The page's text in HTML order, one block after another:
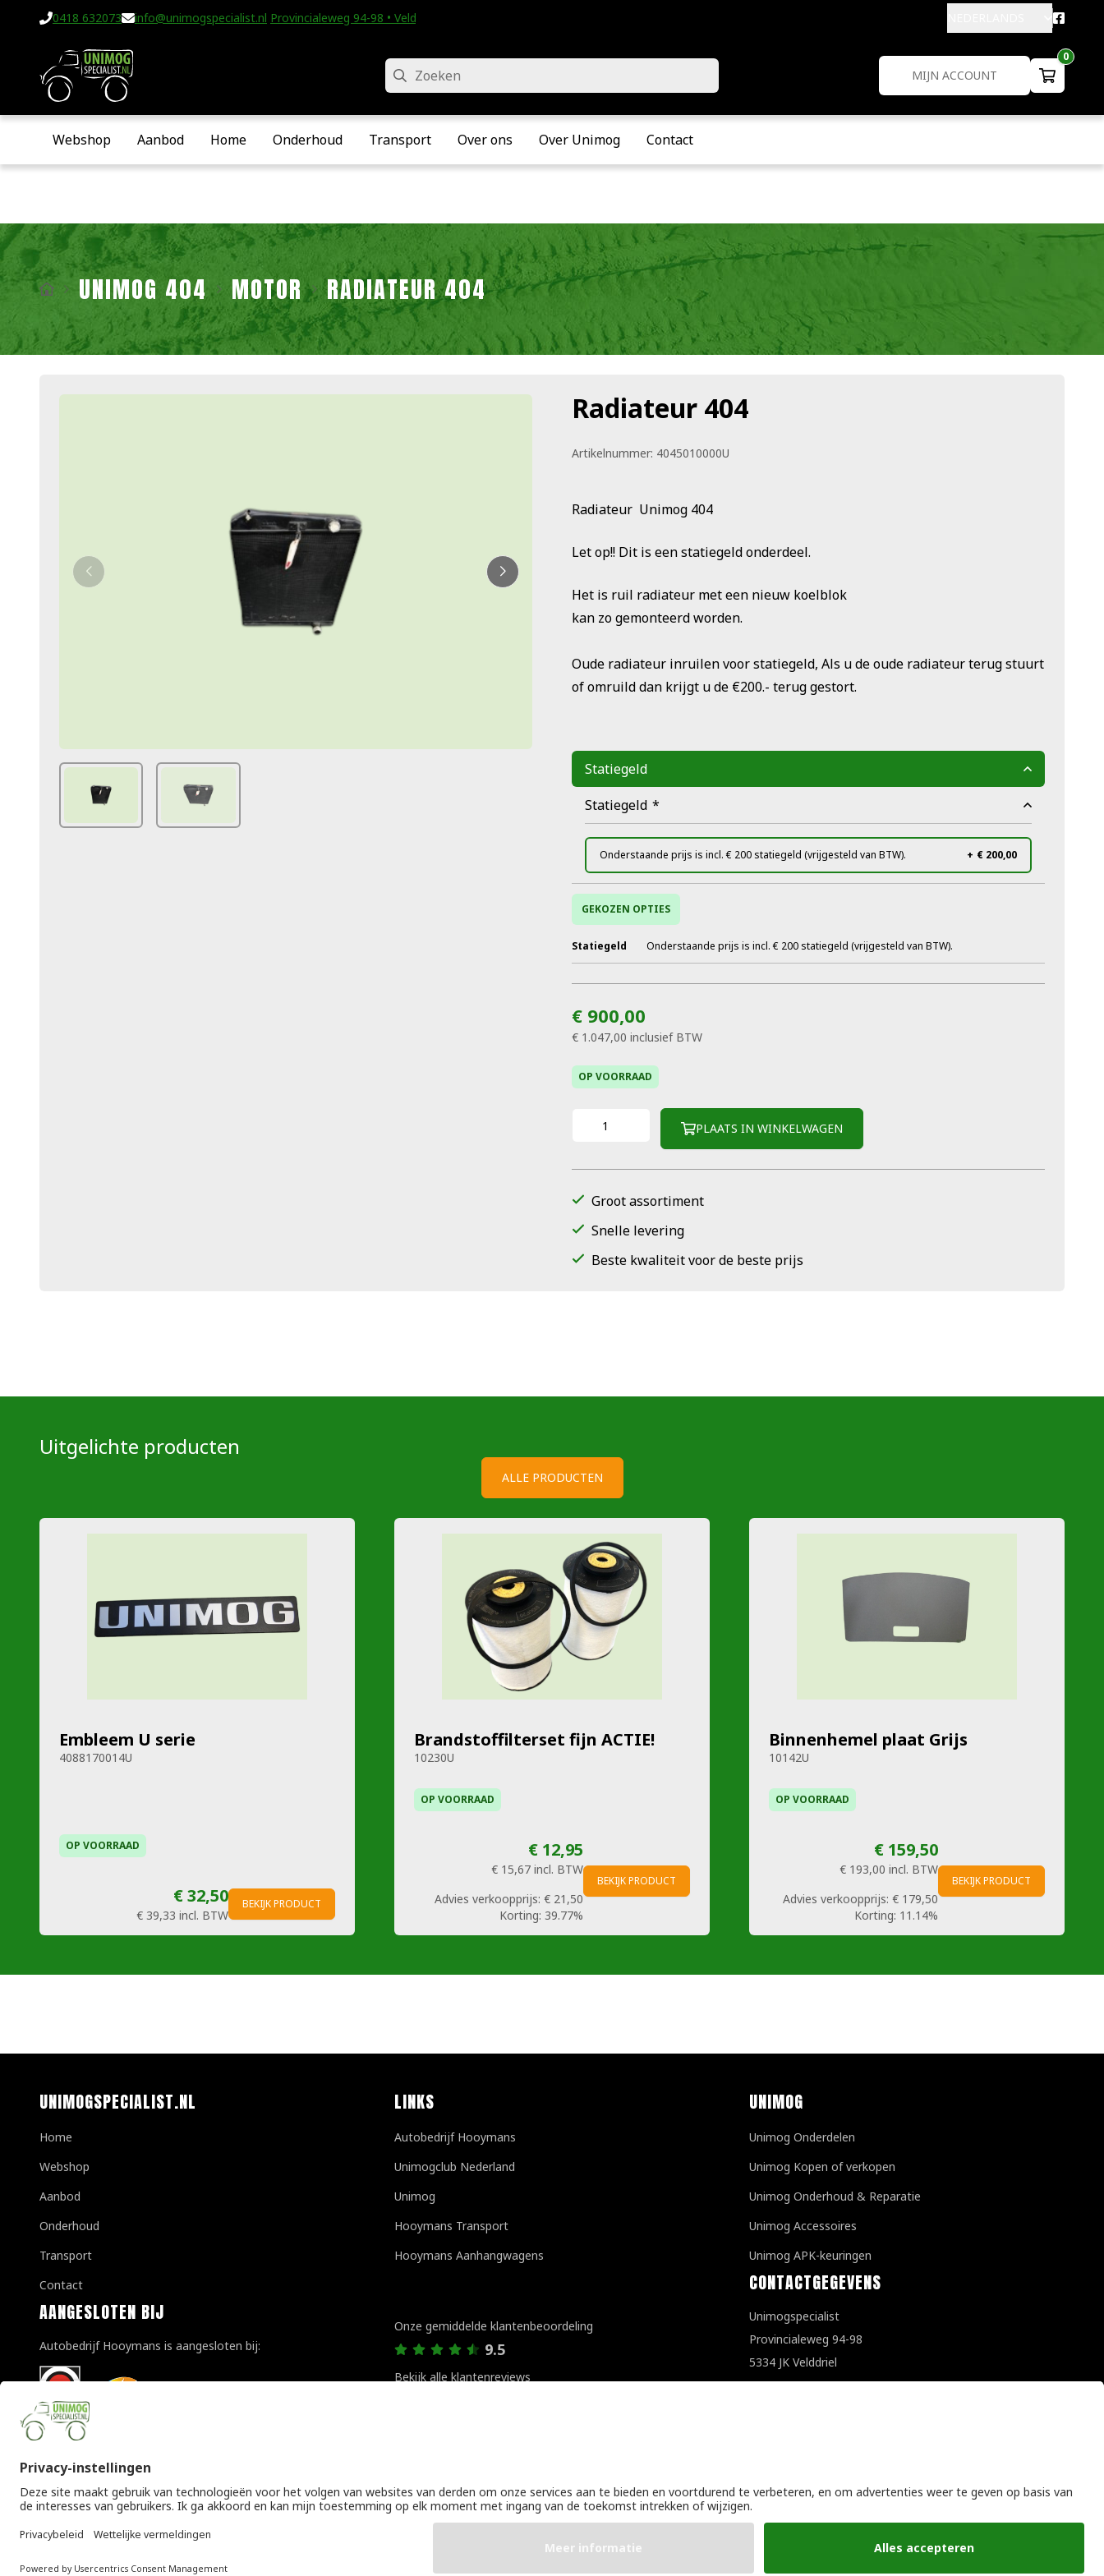
0418 632073 info@unimogspecialist.nl Provincialeweg 94-98 • Velddriel
MIJN ACCOUNT
0
Zoeken
Webshop Aanbod Home Onderhoud Transport Over ons Over Unimog Contact
UNIMOG 404 MOTOR RADIATEUR 404
Radiateur 404
Artikelnummer: 4045010000U
Radiateur Unimog 404
Let op!! Dit is een statiegeld onderdeel.
Het is ruil radiateur met een nieuw koelblok
kan zo gemonteerd worden.
Oude radiateur inruilen voor statiegeld, Als u de oude radiateur terug stuurt
of omruild dan krijgt u de €200.- terug gestort.
Statiegeld
Statiegeld *
Onderstaande prijs is incl. € 200 statiegeld (vrijgesteld van BTW). + € 200,00
GEKOZEN OPTIES
Statiegeld Onderstaande prijs is incl. € 200 statiegeld (vrijgesteld van BTW).
€ 900,00
€ 1.047,00 inclusief BTW
OP VOORRAAD
PLAATS IN WINKELWAGEN
Groot assortiment
Snelle levering
Beste kwaliteit voor de beste prijs
Uitgelichte producten
ALLE PRODUCTEN
Embleem U serie
4088170014U
OP VOORRAAD
€ 32,50
€ 39,33 incl. BTW
BEKIJK PRODUCT
Brandstoffilterset fijn ACTIE!
10230U
OP VOORRAAD
€ 12,95
€ 15,67 incl. BTW
Advies verkoopprijs: € 21,50
Korting: 39.77%
BEKIJK PRODUCT
Binnenhemel plaat Grijs
10142U
OP VOORRAAD
€ 159,50
€ 193,00 incl. BTW
Advies verkoopprijs: € 179,50
Korting: 11.14%
BEKIJK PRODUCT
UNIMOGSPECIALIST.NL
Home
Webshop
Aanbod
Onderhoud
Transport
Contact
AANGESLOTEN BIJ
Autobedrijf Hooymans is aangesloten bij:
LINKS
Autobedrijf Hooymans
Unimogclub Nederland
Unimog
Hooymans Transport
Hooymans Aanhangwagens
Onze gemiddelde klantenbeoordeling
9.5
Bekijk alle klantenreviews
UNIMOG
Unimog Onderdelen
Unimog Kopen of verkopen
Unimog Onderhoud & Reparatie
Unimog Accessoires
Unimog APK-keuringen
CONTACTGEGEVENS
Unimogspecialist
Provincialeweg 94-98
5334 JK Velddriel
Algemene voorwaarden|Privacyverklaring